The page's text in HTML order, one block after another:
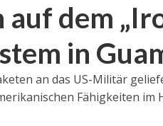
dem
in
an das US-Militär
Fähigkeiten im